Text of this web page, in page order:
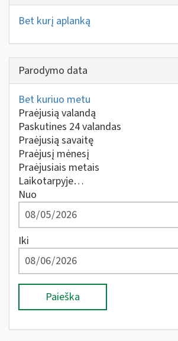
Bet kurį aplanką
Parodymo data
Bet kuriuo metu
Praėjusią valandą
Paskutines 24 valandas
Praėjusią savaitę
Praėjusį mėnesį
Praėjusiais metais
Laikotarpyje…
Nuo
Iki
Paieška